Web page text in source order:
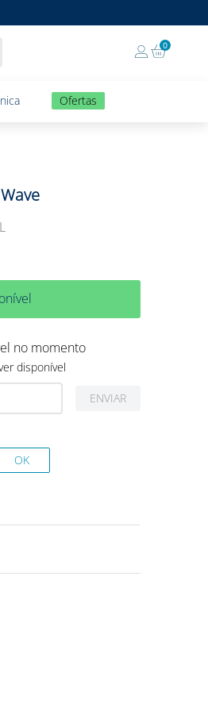
0
Ofertas
no momento
disponível
ENVIAR